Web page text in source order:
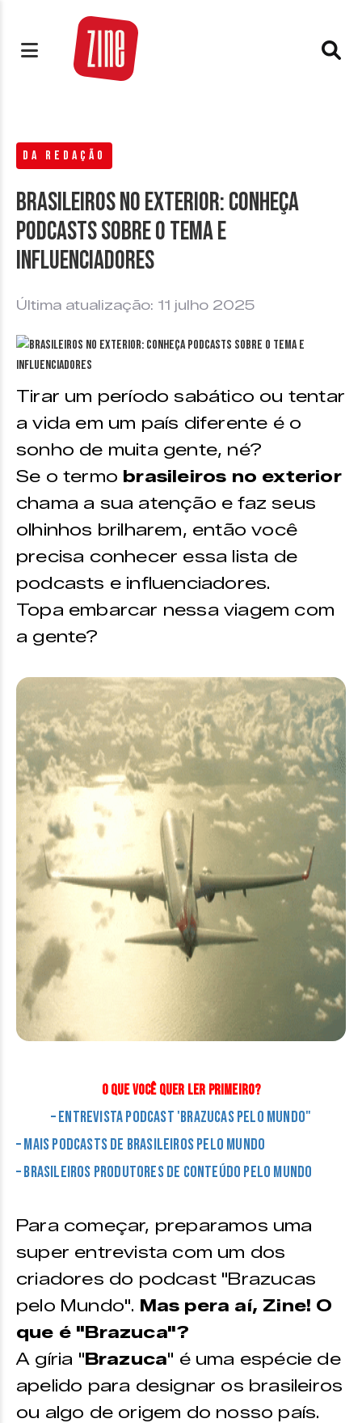
DA REDAÇÃO
Brasileiros no exterior: conheça
podcasts sobre o tema e
influenciadores
Última atualização: 11 julho 2025
Tirar um período sabático ou tentar
a vida em um país diferente é o
sonho de muita gente, né?
Se o termo brasileiros no exterior
chama a sua atenção e faz seus
olhinhos brilharem, então você
precisa conhecer essa lista de
podcasts e influenciadores.
Topa embarcar nessa viagem com
a gente?
O que você quer ler primeiro?
– Entrevista podcast 'Brazucas pelo Mundo"
– Mais podcasts de brasileiros pelo mundo
– Brasileiros produtores de conteúdo pelo mundo
Para começar, preparamos uma
super entrevista com um dos
criadores do podcast "Brazucas
pelo Mundo". Mas pera aí, Zine! O
que é "Brazuca"?
A gíria "Brazuca" é uma espécie de
apelido para designar os brasileiros
ou algo de origem do nosso país.